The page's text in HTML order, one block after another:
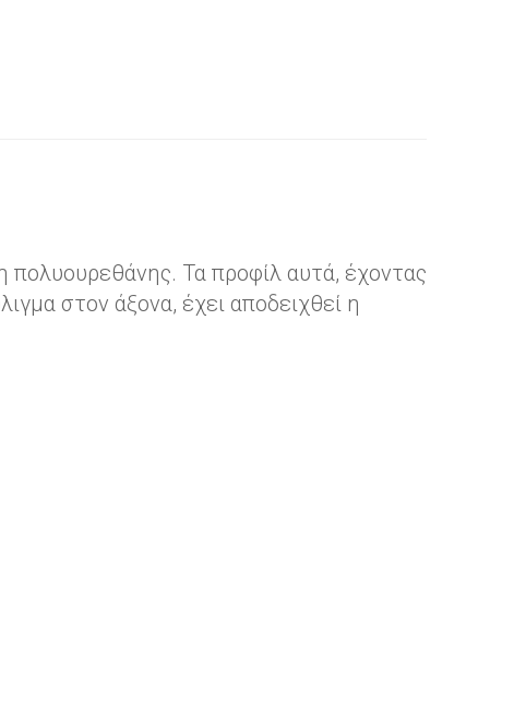
Τα προφίλ αυτά, έχοντας
στον άξονα, έχει αποδειχθεί η